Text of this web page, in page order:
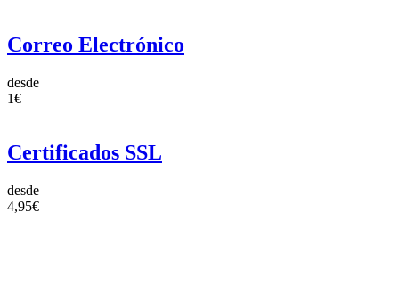
Correo Electrónico
desde
1€
Certificados SSL
desde
4,95€